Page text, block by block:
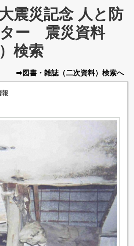
震災記念 人と防
ー 震災資料
検索
➡図書・雑誌（二次資料） 検索へ
報